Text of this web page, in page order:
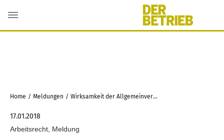
Home / Meldungen / Wirksamkeit der Allgemeinverbindlicherklärung von Tarifverträgen des Maler- und Lackiererhandwerks
17.01.2018
Arbeitsrecht, Meldung